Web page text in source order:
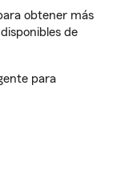
obtener más
de
para